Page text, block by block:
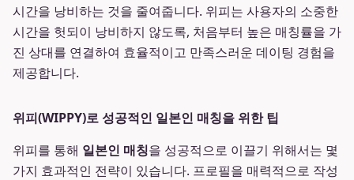
시간을 낭비하는 것을 줄여줍니다. 위피는 사용자의 소중한
시간을 헛되이 낭비하지 않도록, 처음부터 높은 매칭률을 가
진 상대를 연결하여 효율적이고 만족스러운 데이팅 경험을
제공합니다.
위피(WIPPY)로 성공적인 일본인 매칭을 위한 팁
위피를 통해 일본인 매칭을 성공적으로 이끌기 위해서는 몇
가지 효과적인 전략이 있습니다. 프로필을 매력적으로 작성